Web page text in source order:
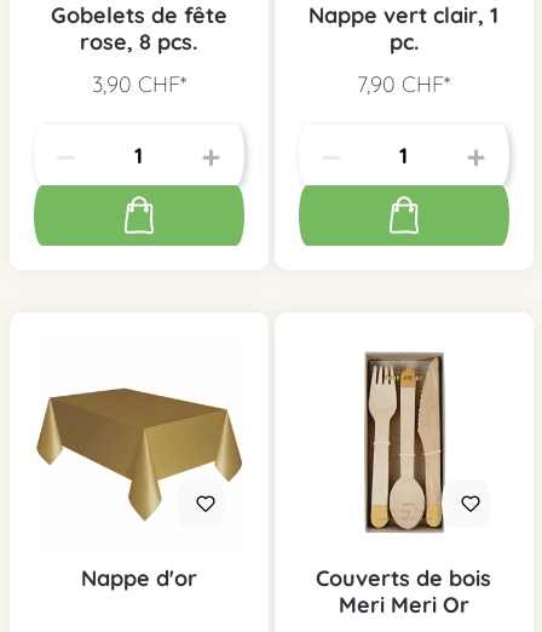
Gobelets de fête
rose, 8 pcs.
3,90 CHF*
Nappe vert clair, 1
pc.
7,90 CHF*
Nappe d'or
Couverts de bois
Meri Meri Or